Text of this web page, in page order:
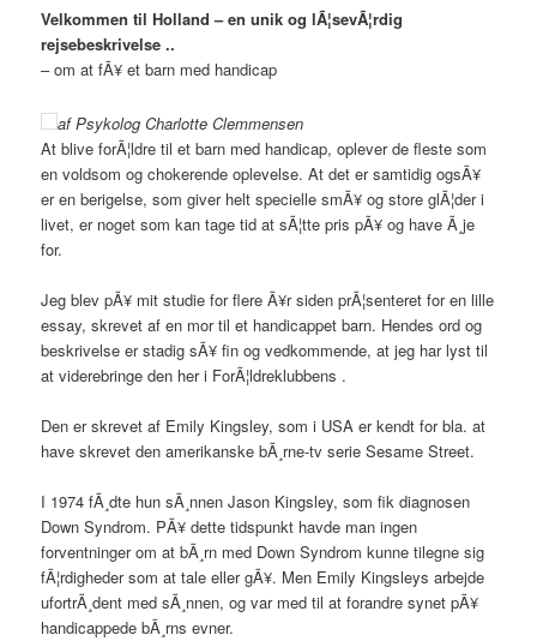
Velkommen til Holland – en unik og lÃ¦sevÃ¦rdig
rejsebeskrivelse ..
– om at fÃ¥ et barn med handicap
af Psykolog Charlotte Clemmensen
At blive forÃ¦ldre til et barn med handicap, oplever de fleste som
en voldsom og chokerende oplevelse. At det er samtidig ogsÃ¥
er en berigelse, som giver helt specielle smÃ¥ og store glÃ¦der i
livet, er noget som kan tage tid at sÃ¦tte pris pÃ¥ og have Ã¸je
for.
Jeg blev pÃ¥ mit studie for flere Ã¥r siden prÃ¦senteret for en lille
essay, skrevet af en mor til et handicappet barn. Hendes ord og
beskrivelse er stadig sÃ¥ fin og vedkommende, at jeg har lyst til
at viderebringe den her i ForÃ¦ldreklubbens .
Den er skrevet af Emily Kingsley, som i USA er kendt for bla. at
have skrevet den amerikanske bÃ¸rne-tv serie Sesame Street.
I 1974 fÃ¸dte hun sÃ¸nnen Jason Kingsley, som fik diagnosen
Down Syndrom. PÃ¥ dette tidspunkt havde man ingen
forventninger om at bÃ¸rn med Down Syndrom kunne tilegne sig
fÃ¦rdigheder som at tale eller gÃ¥. Men Emily Kingsleys arbejde
ufortrÃ¸dent med sÃ¸nnen, og var med til at forandre synet pÃ¥
handicappede bÃ¸rns evner.